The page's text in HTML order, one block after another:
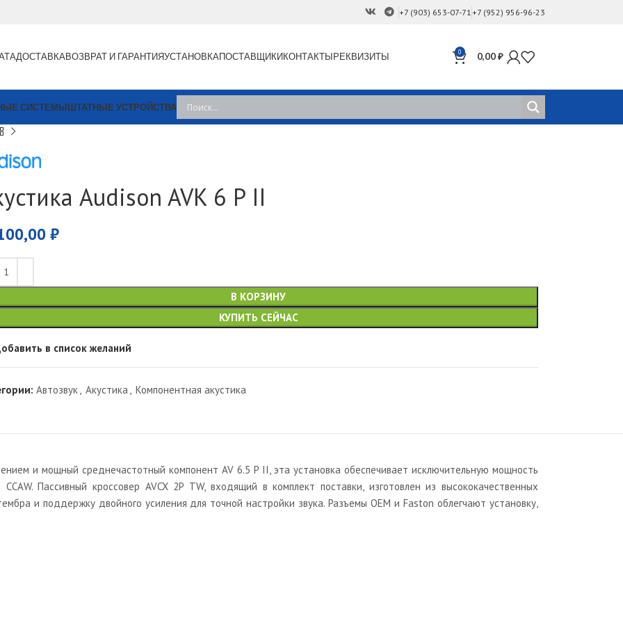
+7 (903) 653-07-71 +7 (952) 956-96-23
ДОСТАВКАВОЗВРАТ И ГАРАНТИЯУСТАНОВКАПОСТАВЩИКИКОНТАКТЫРЕКВИЗИТЫ 0 0,00₽
СИСТЕМЫШТАТНЫЕ УСТРОЙСТВА
Audison AVK 6 P II
₽
В КОРЗИНУ
КУПИТЬ СЕЙЧАС
в список желаний
Автозвук, Акустика , Компонентная акустика
и мощный среднечастотный компонент AV 6.5 P II, эта установка обеспечивает исключительную мощность
Пассивный кроссовер AVCX 2P TW, входящий в комплект поставки, изготовлен из высококачественных
и поддержку двойного усиления для точной настройки звука. Разъемы OEM и Faston облегчают установку,